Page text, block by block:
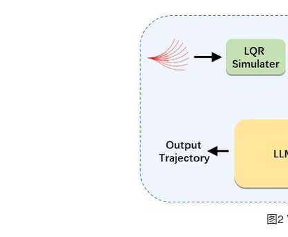
图2